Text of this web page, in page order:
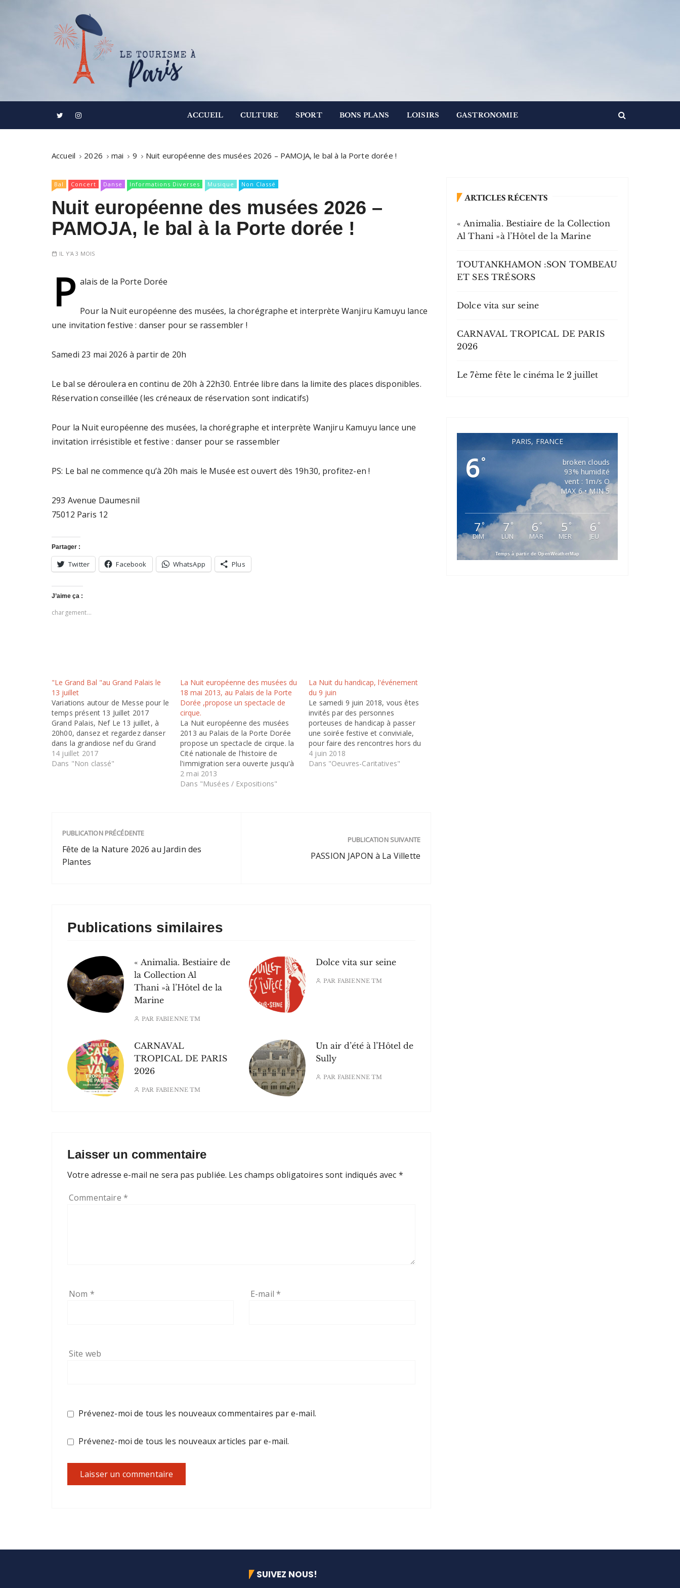
e
Le Tourisme à Paris
Informations touristiques, visites, excursions.
ACCUEIL CULTURE SPORT BONS PLANS LOISIRS GASTRONOMIE
Accueil 2026 mai 9 Nuit européenne des musées 2026 – PAMOJA, le bal à la Porte dorée !
Bal Concert Danse Informations Diverses Musique Non Classé
Nuit européenne des musées 2026 –
PAMOJA, le bal à la Porte dorée !
IL Y'A 3 MOIS
P alais de la Porte Dorée
Pour la Nuit européenne des musées, la chorégraphe et interprète Wanjiru Kamuyu lance
une invitation festive : danser pour se rassembler !
Samedi 23 mai 2026 à partir de 20h
Le bal se déroulera en continu de 20h à 22h30. Entrée libre dans la limite des places disponibles.
Réservation conseillée (les créneaux de réservation sont indicatifs)
Pour la Nuit européenne des musées, la chorégraphe et interprète Wanjiru Kamuyu lance une
invitation irrésistible et festive : danser pour se rassembler
PS: Le bal ne commence qu’à 20h mais le Musée est ouvert dès 19h30, profitez-en !
293 Avenue Daumesnil
75012 Paris 12
Partager :
Twitter Facebook WhatsApp Plus
J’aime ça :
chargement…
"Le Grand Bal "au Grand Palais le
13 juillet
Variations autour de Messe pour le
temps présent 13 Juillet 2017
Grand Palais, Nef Le 13 juillet, à
20h00, dansez et regardez danser
dans la grandiose nef du Grand
Palais ! Sept chorégraphes de
talent réinterprèteront à leur
14 juillet 2017
Dans "Non classé"
La Nuit européenne des musées du
18 mai 2013, au Palais de la Porte
Dorée ,propose un spectacle de
cirque.
La Nuit européenne des musées
2013 au Palais de la Porte Dorée
propose un spectacle de cirque. la
Cité nationale de l'histoire de
l'immigration sera ouverte jusqu'à
23h. Collections permanentes et
expositions temporaires seront en
2 mai 2013
Dans "Musées / Expositions"
La Nuit du handicap, l'événement
du 9 juin
Le samedi 9 juin 2018, vous êtes
invités par des personnes
porteuses de handicap à passer
une soirée festive et conviviale,
pour faire des rencontres hors du
commun ! Au programme : Apéro,
musiques, spectacles,
4 juin 2018
Dans "Oeuvres-Caritatives"
PUBLICATION PRÉCÉDENTE
Fête de la Nature 2026 au Jardin des
Plantes
PUBLICATION SUIVANTE
PASSION JAPON à La Villette
Publications similaires
« Animalia. Bestiaire de
la Collection Al
Thani »à l’Hôtel de la
Marine
PAR FABIENNE TM
Dolce vita sur seine
PAR FABIENNE TM
CARNAVAL
TROPICAL DE PARIS
2026
PAR FABIENNE TM
Un air d’été à l’Hôtel de
Sully
PAR FABIENNE TM
Laisser un commentaire
Votre adresse e-mail ne sera pas publiée. Les champs obligatoires sont indiqués avec *
Commentaire *
Nom * E-mail*
Site web
Prévenez-moi de tous les nouveaux commentaires par e-mail.
Prévenez-moi de tous les nouveaux articles par e-mail.
ARTICLES RÉCENTS
« Animalia. Bestiaire de la Collection
Al Thani »à l’Hôtel de la Marine
TOUTANKHAMON :SON TOMBEAU
ET SES TRÉSORS
Dolce vita sur seine
CARNAVAL TROPICAL DE PARIS
2026
Le 7ème fête le cinéma le 2 juillet
PARIS, FRANCE
6°
broken clouds
93% humidité
vent : 1m/s O
MAX 6 • MIN 5
7°
DIM
7°
LUN
6 °
MAR
5 °
MER
6 °
JEU
Temps à partir de OpenWeatherMap
SUIVEZ NOUS!